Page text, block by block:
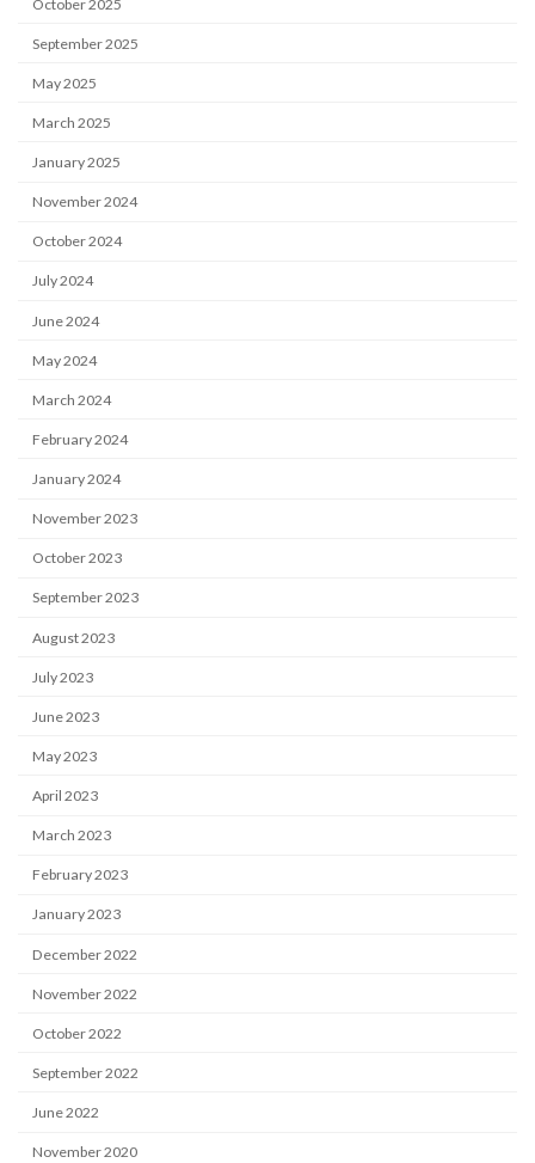
October 2025
September 2025
May 2025
March 2025
January 2025
November 2024
October 2024
July 2024
June 2024
May 2024
March 2024
February 2024
January 2024
November 2023
October 2023
September 2023
August 2023
July 2023
June 2023
May 2023
April 2023
March 2023
February 2023
January 2023
December 2022
November 2022
October 2022
September 2022
June 2022
November 2020